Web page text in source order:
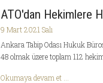
ATO'dan Hekimlere
9 Mart 2021 Salı
Ankara Tabip Odası Hukuk
48 olmak üzere toplam 112
Okumaya devam et ...